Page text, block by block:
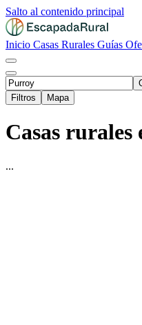
Salto al contenido principal
Inicio Casas Rurales Guías
Filtros
Mapa
Casas
...